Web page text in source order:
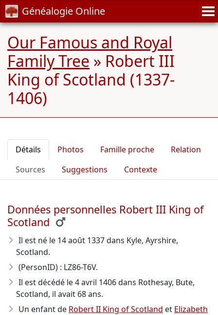
Généalogie Online
Our Famous and Royal
Family Tree » Robert III
King of Scotland (1337-
1406)
Détails Photos Famille proche
Relation
Sources
Suggestions Contexte
Données personnelles Robert III King of
Scotland
Il est né le 14 août 1337dans Kyle, Ayrshire,
Scotland.
(PersonID) : LZ86-T6V.
Il est décédé le 4 avril 1406dans Rothesay, Bute,
Scotland, il avait 68 ans.
Un enfant de Robert II King of Scotland et Elizabeth